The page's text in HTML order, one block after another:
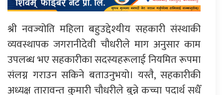
श्री नवज्योति महिला बहुउद्देश्यीय सहकारी संस्थाकी
व्यवस्थापक जगरानीदेवी चौधरीले माग अनुसार काम
उपलब्ध भए सहकारीका सदस्यहरूलाई नियमित रूपमा
संलग्न गराउन सकिने बताउनुभयो। यस्तै, सहकारीकी
अध्यक्ष तारावन्त कुमारी चौधरीले बुन्ने कच्चा पदार्थ सधैँ